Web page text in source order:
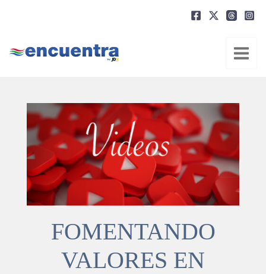
FOMENTANDO
VALORES EN